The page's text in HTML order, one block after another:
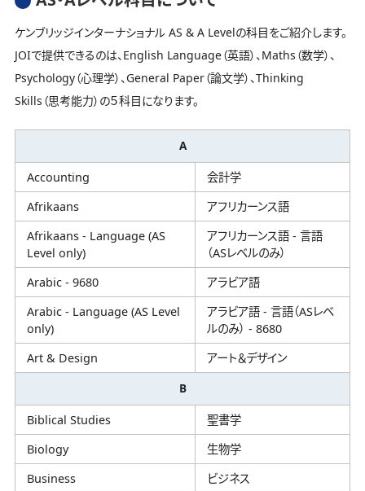
ケンブリッジインターナショナル AS & A Levelの科目をご紹介します。
JOIで提供できるのは、English Language（英語）、Maths（数学）、
Psychology（心理学）、General Paper（論文学）、Thinking
Skills（思考能力）の５科目になります。
A
Accounting
会計学
Afrikaans
アフリカーンス語
Afrikaans - Language (AS
Level only)
アフリカーンス語 - 言語
（ASレベルのみ）
Arabic - 9680
アラビア語
Arabic - Language (AS Level
only)
アラビア語 - 言語（ASレベ
ルのみ） - 8680
Art & Design
アート＆デザイン
B
Biblical Studies
聖書学
Biology
生物学
Business
ビジネス